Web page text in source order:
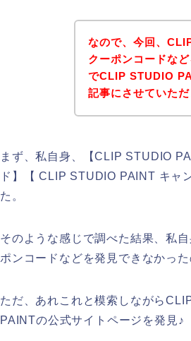
なので、今回、
クーポンコードな
でCLIP STUDIO
記事にさせていただ
まず、私自身、【CLIP STUDIO
ド】【 CLIP STUDIO PAINT キャ
た。
そのような感じで調べた結果、私
ポンコードなどを発見できなかった
ただ、あれこれと模索しながら
PAINTの公式サイトページを発見♪